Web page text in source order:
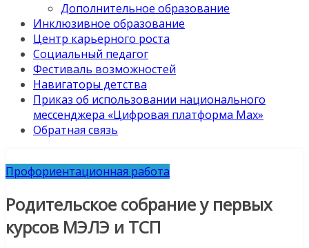
Дополнительное образование
Инклюзивное образование
Центр карьерного роста
Социальный педагог
Фестиваль возможностей
Навигаторы детства
Приказ об использовании национального
мессенджера «Цифровая платформа Мах»
Обратная связь
Профориентационная работа
Родительское собрание у первых
курсов МЭЛЭ и ТСП